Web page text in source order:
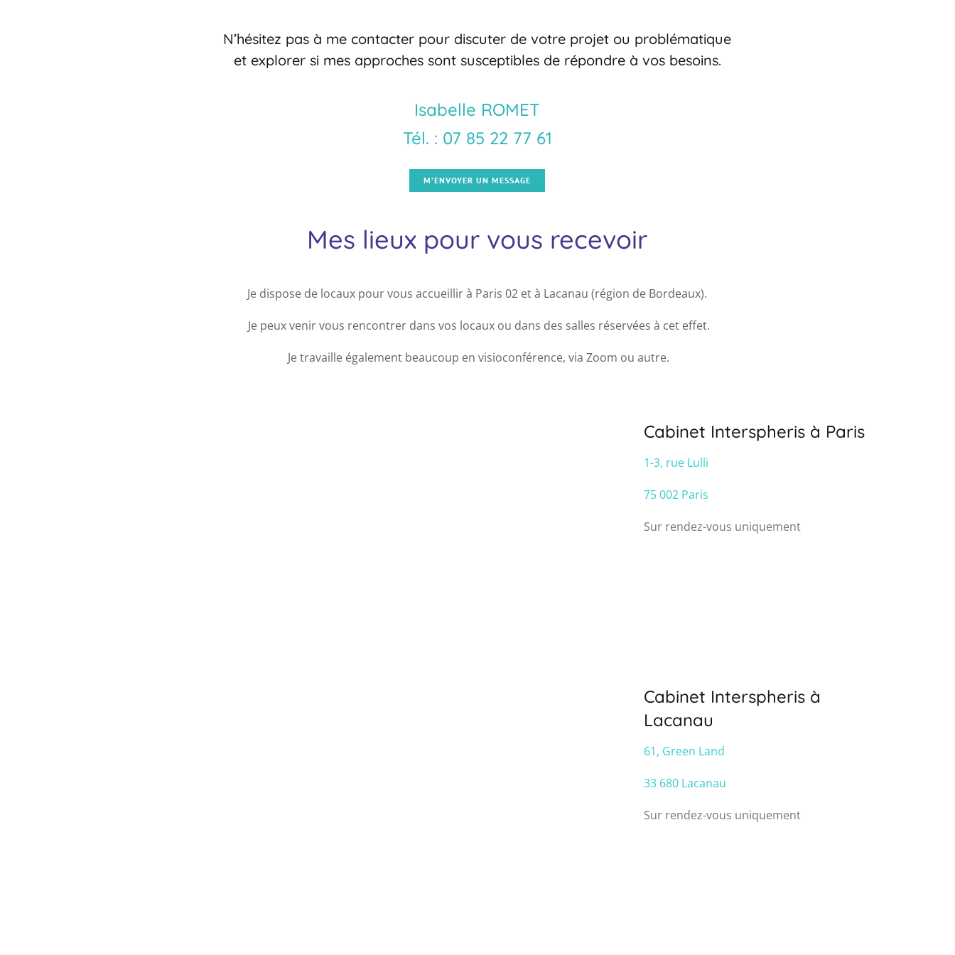
N’hésitez pas à me contacter pour discuter de votre projet ou problématique
et explorer si mes approches sont susceptibles de répondre à vos besoins.
Isabelle ROMET
Tél. : 07 85 22 77 61
M’ENVOYER UN MESSAGE
Mes lieux pour vous recevoir
Je dispose de locaux pour vous accueillir à Paris 02 et à Lacanau (région de Bordeaux).
Je peux venir vous rencontrer dans vos locaux ou dans des salles réservées à cet effet.
Je travaille également beaucoup en visioconférence, via Zoom ou autre.
Cabinet Interspheris à Paris
1-3, rue Lulli
75 002 Paris
Sur rendez-vous uniquement
Cabinet Interspheris à
Lacanau
61, Green Land
33 680 Lacanau
Sur rendez-vous uniquement